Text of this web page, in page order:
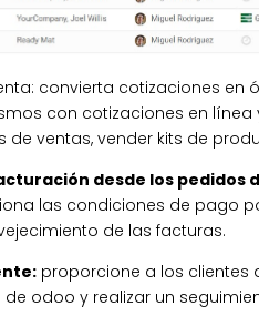
convierta cotizaciones en
con cotizaciones en
de ventas, vender kits de
desde los pedidos
las condiciones de pago
de las facturas.
proporcione a los clientes
odoo y realizar un